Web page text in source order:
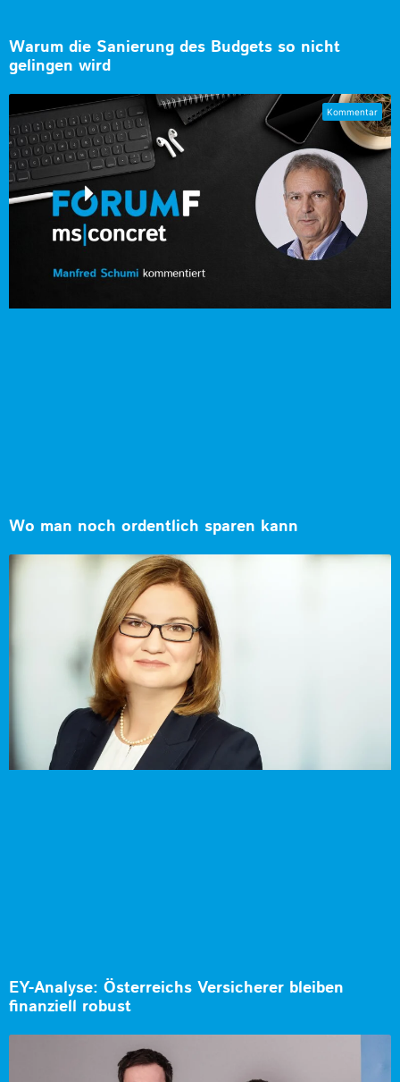
Warum die Sanierung des Budgets so nicht
gelingen wird
Wo man noch ordentlich sparen kann
EY-Analyse: Österreichs Versicherer bleiben
finanziell robust